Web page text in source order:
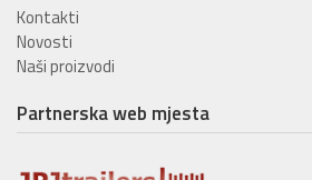
Kontakti
Novosti
Naši proizvodi
Partnerska web mjesta